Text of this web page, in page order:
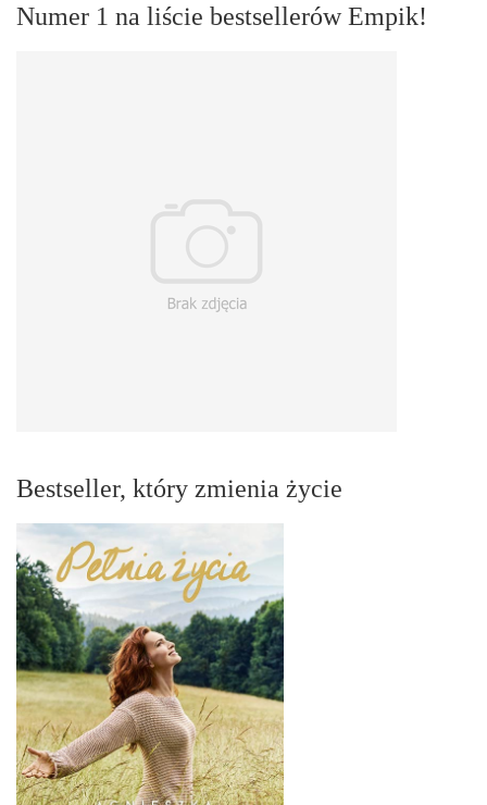
Numer 1 na liście bestsellerów Empik!
Bestseller, który zmienia życie